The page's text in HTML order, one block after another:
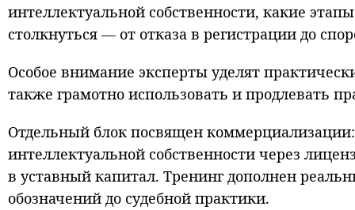
интеллектуальной собственности, какие
столкнуться — от отказа в регистрации до
Особое внимание эксперты уделят
также грамотно использовать и продлевать
Отдельный блок посвящен
интеллектуальной собственности через
в уставный капитал. Тренинг дополнен
обозначений до судебной практики.